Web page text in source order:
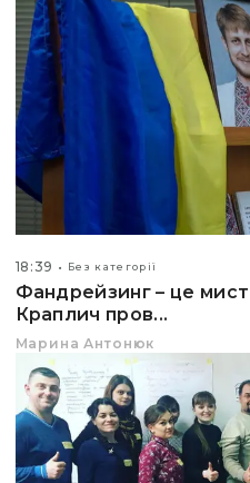
18:39 Без категорії
Фандрейзинг – це
Краплич пров...
Марина Антонюк